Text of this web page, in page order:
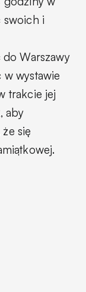
swoich i
Warszawy
wystawie
trakcie jej
aby
się